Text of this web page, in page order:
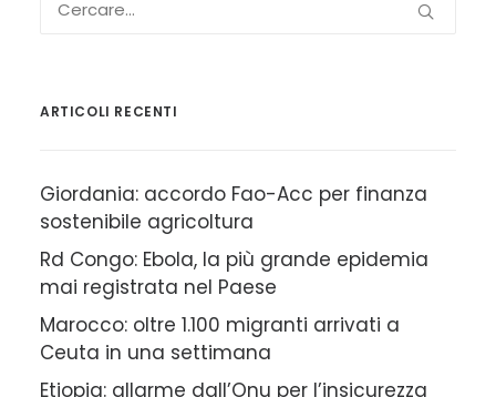
ARTICOLI RECENTI
Giordania: accordo Fao-Acc per finanza
sostenibile agricoltura
Rd Congo: Ebola, la più grande epidemia
mai registrata nel Paese
Marocco: oltre 1.100 migranti arrivati a
Ceuta in una settimana
Etiopia: allarme dall’Onu per l’insicurezza